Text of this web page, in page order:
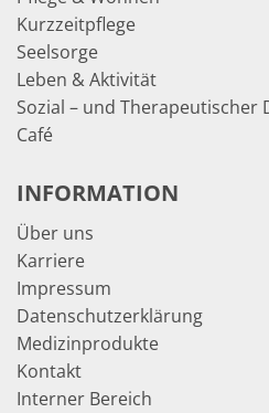
Kurzzeitpflege
Seelsorge
Leben & Aktivität
Sozial – und Therapeutischer
Café
INFORMATION
Über uns
Karriere
Impressum
Datenschutzerklärung
Medizinprodukte
Kontakt
Interner Bereich